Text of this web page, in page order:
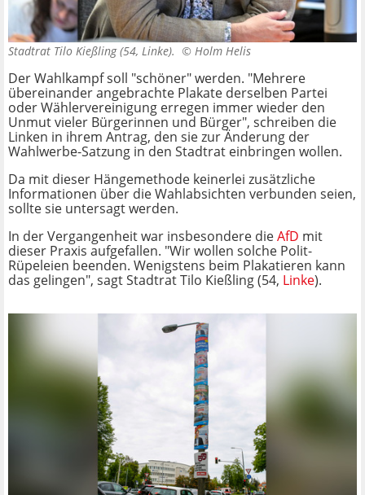
Stadtrat Tilo Kießling (54, Linke). © Holm Helis
Der Wahlkampf soll "schöner" werden. "Mehrere
übereinander angebrachte Plakate derselben Partei
oder Wählervereinigung erregen immer wieder den
Unmut vieler Bürgerinnen und Bürger", schreiben die
Linken in ihrem Antrag, den sie zur Änderung der
Wahlwerbe-Satzung in den Stadtrat einbringen wollen.
Da mit dieser Hängemethode keinerlei zusätzliche
Informationen über die Wahlabsichten verbunden seien,
sollte sie untersagt werden.
In der Vergangenheit war insbesondere dieAfD mit
dieser Praxis aufgefallen. "Wir wollen solche Polit-
Rüpeleien beenden. Wenigstens beim Plakatieren kann
das gelingen", sagt Stadtrat Tilo Kießling (54, Linke).